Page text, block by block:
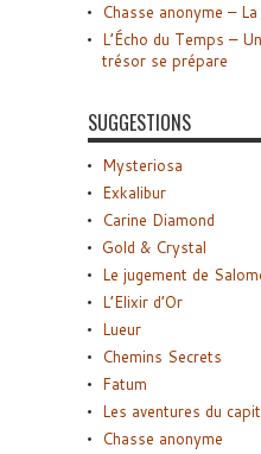
Chasse anonyme –
L’Écho du Temps –
trésor se prépare
SUGGESTIONS
Mysteriosa
Exkalibur
Carine Diamond
Gold & Crystal
Le jugement de
L’Elixir d’Or
Lueur
Chemins Secrets
Fatum
Les aventures du
Chasse anonyme